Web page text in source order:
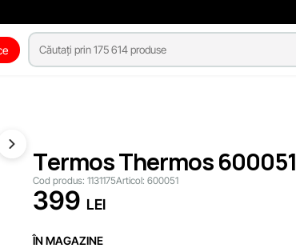
Termos Thermos 600051
Cod produs: 1131175Articol: 600051
399 LEI
ÎN MAGAZINE